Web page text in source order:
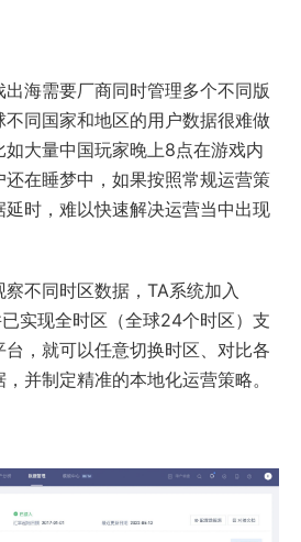
海需要厂商同时管理多个不同版
同国家和地区的用户数据很难做
大量中国玩家晚上8点在游戏内
在睡梦中，如果按照常规运营策
时，难以快速解决运营当中出现
不同时区数据，TA系统加入
实现全时区（全球24个时区）支
，就可以任意切换时区、对比各
并制定精准的本地化运营策略。